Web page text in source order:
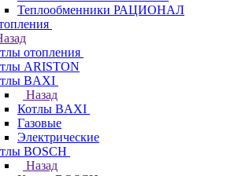
Теплообменники РАЦИОНАЛ
отопления
ARISTON
BAXI
Назад
Котлы BAXI
Газовые
Электрические
BOSCH
Назад